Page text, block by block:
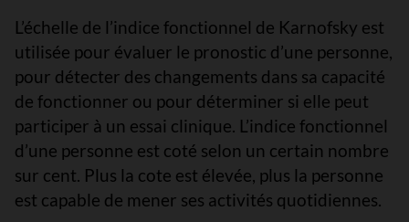
L’échelle de l’indice fonctionnel de Karnofsky est
utilisée pour évaluer le pronostic d’une personne,
pour détecter des changements dans sa capacité
de fonctionner ou pour déterminer si elle peut
participer à un essai clinique. L’indice fonctionnel
d’une personne est coté selon un certain nombre
sur cent. Plus la cote est élevée, plus la personne
est capable de mener ses activités quotidiennes.